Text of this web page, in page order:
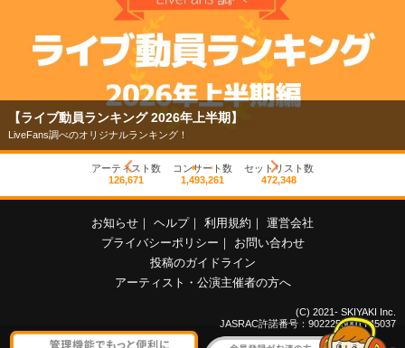
【ライブ動員ランキング 2026年上半期】
LiveFans調べのオリジナルランキング！
アーティスト数
126,671
コンサート数
1,493,261
セットリスト数
472,348
お知らせ ヘルプ 利用規約
運営会社
プライバシーポリシー
お問い合わせ
投稿のガイドライン
アーティスト・公演主催者の方へ
(C) 2021- SKIYAKI Inc.
JASRAC許諾番号：9022255001Y45037